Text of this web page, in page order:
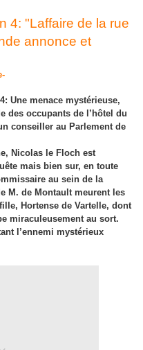
4: "Laffaire de la rue
annonce et
Une menace mystérieuse,
des occupants de l’hôtel du
conseiller au Parlement de
Nicolas le Floch est
mais bien sur, en toute
au sein de la
M. de Montault meurent les
Hortense de Vartelle, dont
miraculeusement au sort.
l’ennemi mystérieux